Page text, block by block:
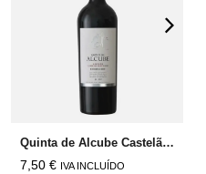
Quinta de Alcube Castelão Cabernet Sauvignon
7,50 € IVA INCLUÍDO